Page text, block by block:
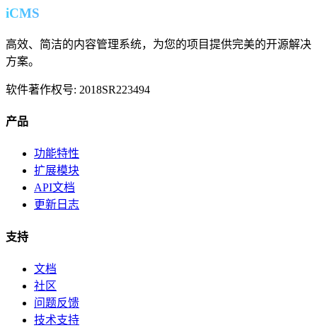
iCMS
高效、简洁的内容管理系统，为您的项目提供完美的开源解决
方案。
软件著作权号: 2018SR223494
产品
功能特性
扩展模块
API文档
更新日志
支持
文档
社区
问题反馈
技术支持